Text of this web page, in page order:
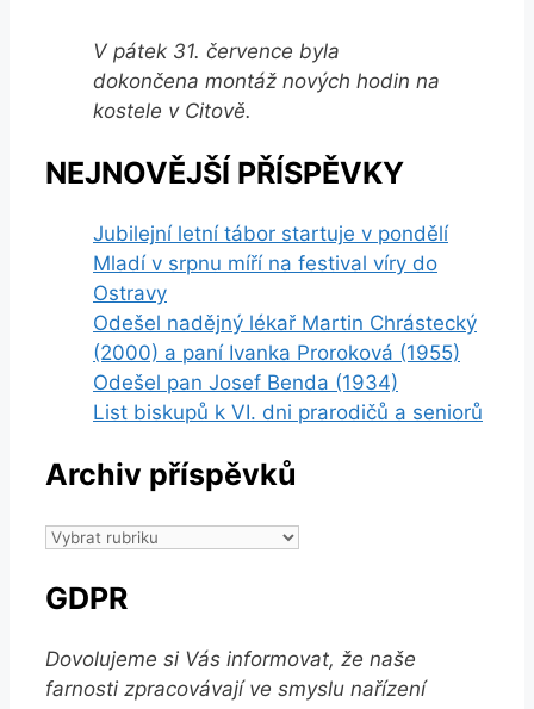
V pátek 31. července byla
dokončena montáž nových hodin na
kostele v Citově.
NEJNOVĚJŠÍ PŘÍSPĚVKY
Jubilejní letní tábor startuje v pondělí
Mladí v srpnu míří na festival víry do
Ostravy
Odešel nadějný lékař Martin Chrástecký
(2000) a paní Ivanka Proroková (1955)
Odešel pan Josef Benda (1934)
List biskupů k VI. dni prarodičů a seniorů
Archiv příspěvků
Archiv
GDPR
Dovolujeme si Vás informovat, že naše
farnosti zpracovávají ve smyslu nařízení